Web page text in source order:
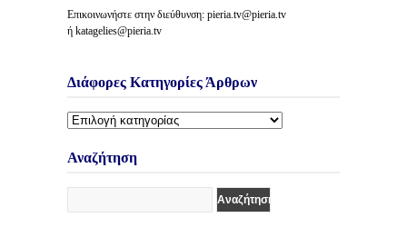
Επικοινωνήστε στην διεύθυνση: pieria.tv@pieria.tv
ή katagelies@pieria.tv
Διάφορες Κατηγορίες Άρθρων
Διάφορες
Άρθρων
Αναζήτηση